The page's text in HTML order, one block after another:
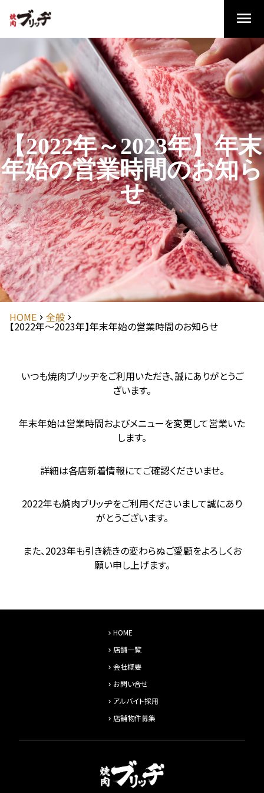
【2022年～2023年】年末
年始の営業時間のお知ら
せ
HOME 全般
【2022年～2023年】年末年始の営業時間のお知らせ
いつも焼肉ブリッヂをご利用いただき、誠にありがとうご
ざいます。
年末年始は営業時間およびメニューを変更して営業いた
します。
詳細は各店新着情報にてご確認くださいませ。
2022年も焼肉ブリッヂをご利用くださいまして誠にあり
がとうございます。
また、2023年も引き続きの変わらぬご愛顧をよろしくお
願い申し上げます。
HOME
店舗一覧
会社概要
お問い合せ
アルバイト採用
店舗物件募集